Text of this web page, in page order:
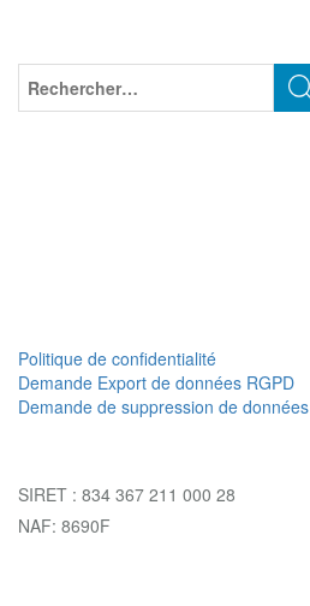
Politique de confidentialité
Demande Export de données RGPD
Demande de suppression de données
SIRET : 834 367 211 000 28
NAF: 8690F